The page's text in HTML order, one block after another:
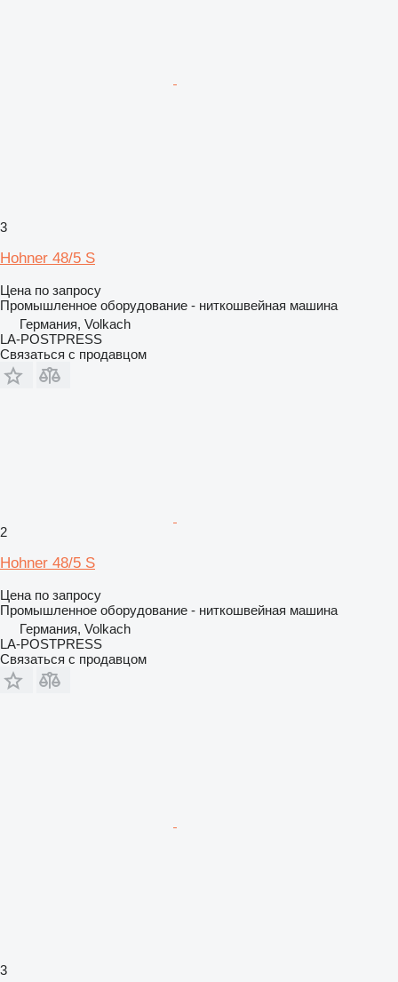
3
Hohner 48/5 S
Цена по запросу
Промышленное оборудование - ниткошвейная машина
Германия, Volkach
LA-POSTPRESS
Связаться с продавцом
2
Hohner 48/5 S
Цена по запросу
Промышленное оборудование - ниткошвейная машина
Германия, Volkach
LA-POSTPRESS
Связаться с продавцом
3